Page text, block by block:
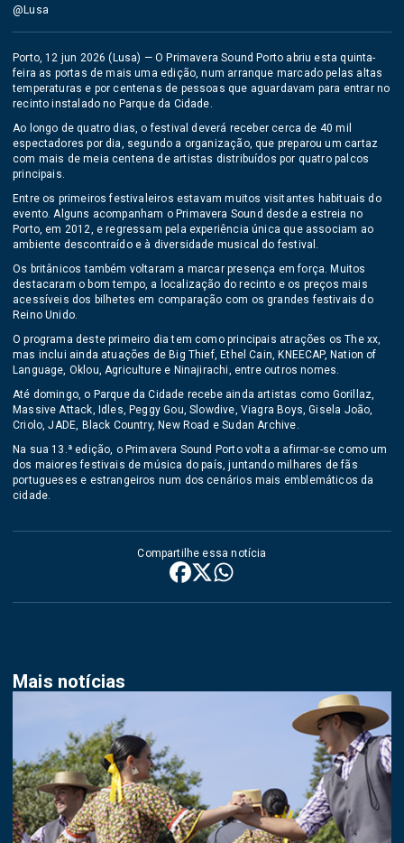
@Lusa
Porto, 12 jun 2026 (Lusa) — O Primavera Sound Porto abriu esta quinta-
feira as portas de mais uma edição, num arranque marcado pelas altas
temperaturas e por centenas de pessoas que aguardavam para entrar no
recinto instalado no Parque da Cidade.
Ao longo de quatro dias, o festival deverá receber cerca de 40 mil
espectadores por dia, segundo a organização, que preparou um cartaz
com mais de meia centena de artistas distribuídos por quatro palcos
principais.
Entre os primeiros festivaleiros estavam muitos visitantes habituais do
evento. Alguns acompanham o Primavera Sound desde a estreia no
Porto, em 2012, e regressam pela experiência única que associam ao
ambiente descontraído e à diversidade musical do festival.
Os britânicos também voltaram a marcar presença em força. Muitos
destacaram o bom tempo, a localização do recinto e os preços mais
acessíveis dos bilhetes em comparação com os grandes festivais do
Reino Unido.
O programa deste primeiro dia tem como principais atrações os The xx,
mas inclui ainda atuações de Big Thief, Ethel Cain, KNEECAP, Nation of
Language, Oklou, Agriculture e Ninajirachi, entre outros nomes.
Até domingo, o Parque da Cidade recebe ainda artistas como Gorillaz,
Massive Attack, Idles, Peggy Gou, Slowdive, Viagra Boys, Gisela João,
Criolo, JADE, Black Country, New Road e Sudan Archive.
Na sua 13.ª edição, o Primavera Sound Porto volta a afirmar-se como um
dos maiores festivais de música do país, juntando milhares de fãs
portugueses e estrangeiros num dos cenários mais emblemáticos da
cidade.
Compartilhe essa notícia
Mais notícias